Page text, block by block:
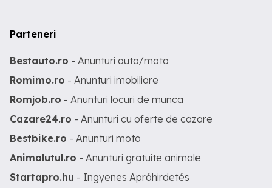
Parteneri
Bestauto.ro - Anunturi auto/moto
Romimo.ro - Anunturi imobiliare
Romjob.ro - Anunturi locuri de munca
Cazare24.ro - Anunturi cu oferte de cazare
Bestbike.ro - Anunturi moto
Animalutul.ro - Anunturi gratuite animale
Startapro.hu - Ingyenes Apróhirdetés